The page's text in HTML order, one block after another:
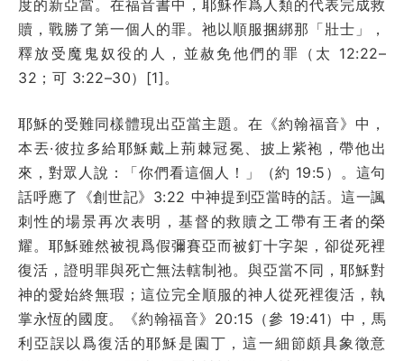
度的新亞當。在福音書中，耶穌作爲人類的代表完成救
贖，戰勝了第一個人的罪。祂以順服捆綁那「壯士」，
釋放受魔鬼奴役的人，並赦免他們的罪（太 12:22–
32；可 3:22–30）[1]。
耶穌的受難同樣體現出亞當主題。在《約翰福音》中，
本丟·彼拉多給耶穌戴上荊棘冠冕、披上紫袍，帶他出
來，對眾人說：「你們看這個人！」（約 19:5）。這句
話呼應了《創世記》3:22 中神提到亞當時的話。這一諷
刺性的場景再次表明，基督的救贖之工帶有王者的榮
耀。耶穌雖然被視爲假彌賽亞而被釘十字架，卻從死裡
復活，證明罪與死亡無法轄制祂。與亞當不同，耶穌對
神的愛始終無瑕；這位完全順服的神人從死裡復活，執
掌永恆的國度。《約翰福音》20:15（參 19:41）中，馬
利亞誤以爲復活的耶穌是園丁，這一細節頗具象徵意